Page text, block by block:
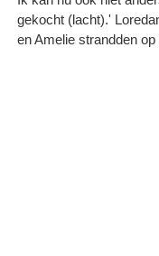
gekocht (lacht).'
en Amelie strandden